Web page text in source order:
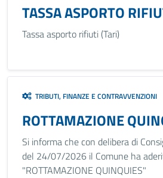
TASSA ASPORTO
Tassa asporto rifiuti (Tari)
TRIBUTI, FINANZE E CONTRAVVENZIONI
ROTTAMAZIONE
Si informa che con delibera di
del 24/07/2026 il Comune ha
"ROTTAMAZIONE QUINQUIES"